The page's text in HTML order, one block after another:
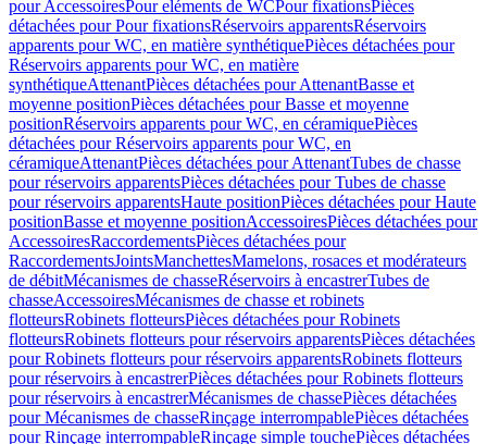
pour AccessoiresPour eléments de WCPour fixationsPièces
détachées pour Pour fixationsRéservoirs apparentsRéservoirs
apparents pour WC, en matière synthétiquePièces détachées pour
Réservoirs apparents pour WC, en matière
synthétiqueAttenantPièces détachées pour AttenantBasse et
moyenne positionPièces détachées pour Basse et moyenne
positionRéservoirs apparents pour WC, en céramiquePièces
détachées pour Réservoirs apparents pour WC, en
céramiqueAttenantPièces détachées pour AttenantTubes de chasse
pour réservoirs apparentsPièces détachées pour Tubes de chasse
pour réservoirs apparentsHaute positionPièces détachées pour Haute
positionBasse et moyenne positionAccessoiresPièces détachées pour
AccessoiresRaccordementsPièces détachées pour
RaccordementsJointsManchettesMamelons, rosaces et modérateurs
de débitMécanismes de chasseRéservoirs à encastrerTubes de
chasseAccessoiresMécanismes de chasse et robinets
flotteursRobinets flotteursPièces détachées pour Robinets
flotteursRobinets flotteurs pour réservoirs apparentsPièces détachées
pour Robinets flotteurs pour réservoirs apparentsRobinets flotteurs
pour réservoirs à encastrerPièces détachées pour Robinets flotteurs
pour réservoirs à encastrerMécanismes de chassePièces détachées
pour Mécanismes de chasseRinçage interrompablePièces détachées
pour Rinçage interrompableRinçage simple touchePièces détachées